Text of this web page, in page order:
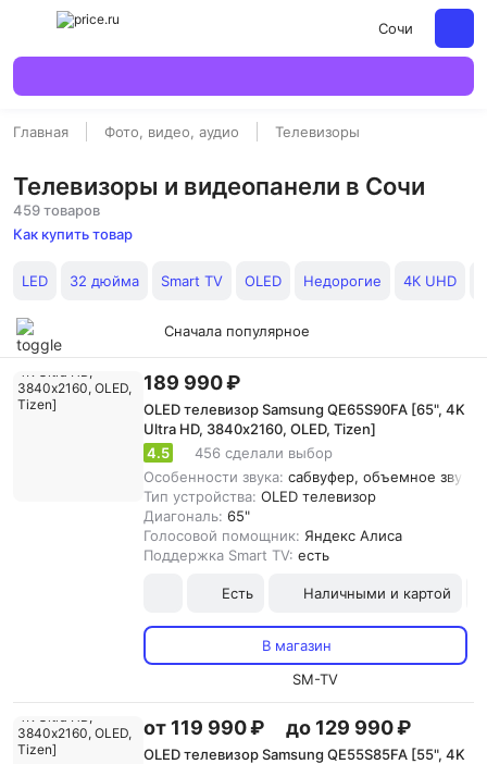
Сочи
Главная Фото, видео, аудио Телевизоры
Телевизоры и видеопанели в Сочи
459 товаров
Как купить товар
LED 32 дюйма Smart TV OLED Недорогие 4К UHD
Сначала популярное
189 990 ₽
OLED телевизор Samsung QE65S90FA [65", 4K
Ultra HD, 3840х2160, OLED, Tizen]
4.5
456 сделали выбор
Особенности звука: сабвуфер, объемное
Тип устройства: OLED телевизор
Диагональ: 65"
Голосовой помощник: Яндекс Алиса
Поддержка Smart TV: есть
Есть Наличными и картой
В магазин
SM-TV
от 119 990 ₽ до 129 990 ₽
OLED телевизор Samsung QE55S85FA [55", 4K